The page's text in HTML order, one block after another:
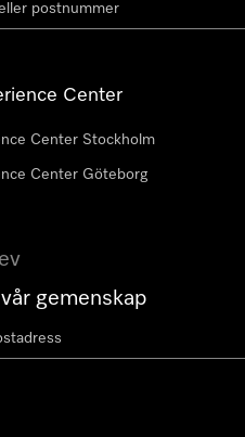
Center
Center Stockholm
Center Göteborg
gemenskap